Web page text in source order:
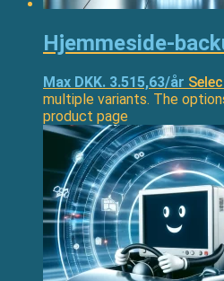
Hjemmeside-
Max DKK. 3.515,63/år
multiple variants. The
product page